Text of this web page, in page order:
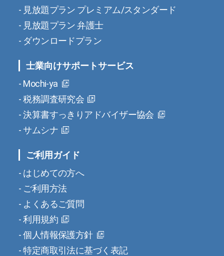
見放題プラン プレミアム/スタンダード
見放題プラン 弁護士
ダウンロードプラン
士業向けサポートサービス
Mochi-ya
税務調査研究会
決算書すっきりアドバイザー協会
サムシナ
ご利用ガイド
はじめての方へ
ご利用方法
よくあるご質問
利用規約
個人情報保護方針
特定商取引法に基づく表記